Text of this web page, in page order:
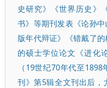
史研究》《世界历史》
书》等期刊发表《论孙
版年代辩证》《错戴了
的硕士学位论文《进化
（19世纪70年代至
刊》第5辑全文刊出后，